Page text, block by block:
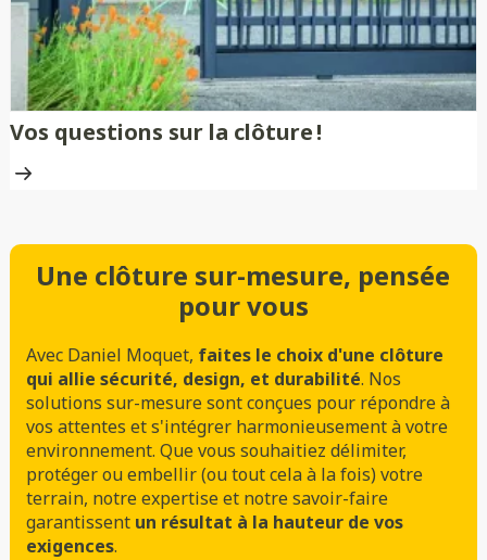
Vos questions sur la clôture !
Une clôture sur-mesure, pensée
pour vous
Avec Daniel Moquet, faites le choix d'une clôture
qui allie sécurité, design, et durabilité. Nos
solutions sur-mesure sont conçues pour répondre à
vos attentes et s'intégrer harmonieusement à votre
environnement. Que vous souhaitiez délimiter,
protéger ou embellir (ou tout cela à la fois) votre
terrain, notre expertise et notre savoir-faire
garantissent un résultat à la hauteur de vos
exigences.